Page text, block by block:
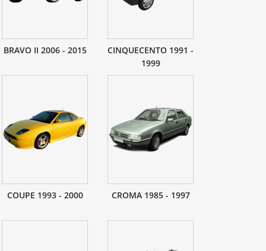
BRAVO II 2006 - 2015
CINQUECENTO 1991 -
1999
COUPE 1993 - 2000 CROMA 1985 - 1997